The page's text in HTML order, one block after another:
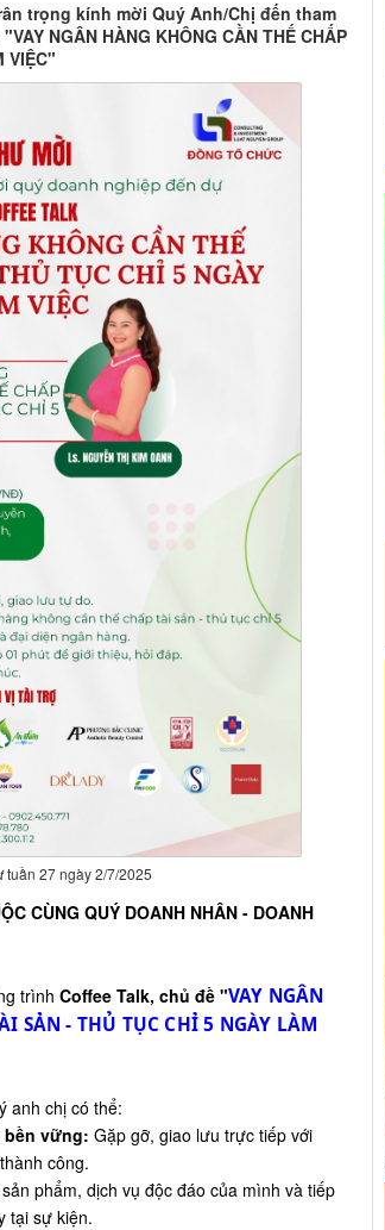
trọng kính mời Quý Anh/Chị đến tham
NGÂN HÀNG KHÔNG CẦN THẾ CHẤP
VIỆC"
tuần 27 ngày 2/7/2025
CÙNG QUÝ DOANH NHÂN - DOANH
trình Coffee Talk, chủ đề "VAY NGÂN
SẢN - THỦ TỤC CHỈ 5 NGÀY LÀM
anh chị có thể:
bền vững: Gặp gỡ, giao lưu trực tiếp với
công.
phẩm, dịch vụ độc đáo của mình và tiếp
tại sự kiện.